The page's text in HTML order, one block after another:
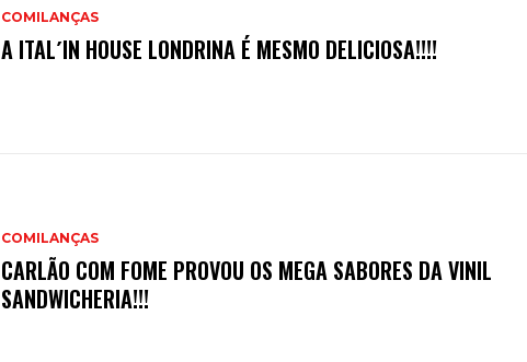
COMILANÇAS
A ITAL´IN HOUSE LONDRINA É MESMO DELICIOSA!!!!
COMILANÇAS
CARLÃO COM FOME PROVOU OS MEGA SABORES DA VINIL
SANDWICHERIA!!!